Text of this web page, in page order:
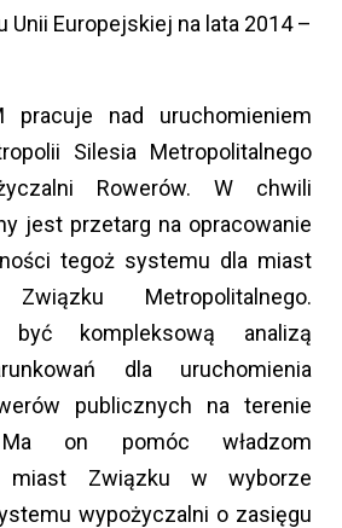
Unii Europejskiej na lata 2014 –
pracuje nad uruchomieniem
Silesia Metropolitalnego
Rowerów. W chwili
jest przetarg na opracowanie
tegoż systemu dla miast
Związku Metropolitalnego.
kompleksową analizą
dla uruchomienia
publicznych na terenie
on pomóc władzom
miast Związku w wyborze
wypożyczalni o zasięgu